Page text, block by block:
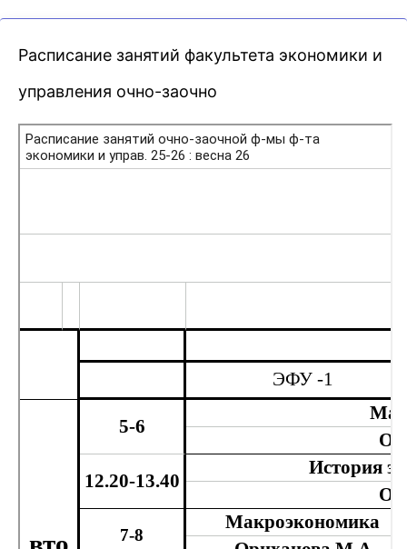
Расписание занятий факультета экономики и
управления очно-заочно